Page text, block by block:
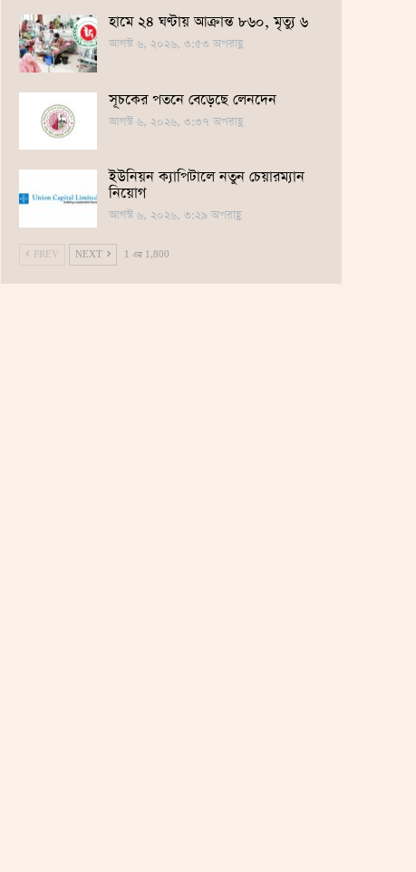
হামে ২৪ ঘণ্টায় আক্রান্ত ৮৬০, মৃত্যু ৬
আগস্ট ৬, ২০২৬, ৩:৫৩ অপরাহ্ণ
সূচকের পতনে বেড়েছে লেনদেন
আগস্ট ৬, ২০২৬, ৩:৩৭ অপরাহ্ণ
ইউনিয়ন ক্যাপিটালে নতুন চেয়ারম্যান
নিয়োগ
আগস্ট ৬, ২০২৬, ৩:২৯ অপরাহ্ণ
PREV NEXT 1 এর 1,800